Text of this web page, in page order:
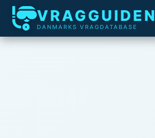
VRAGGUIDEN
DANMARKS VRAGDATABASE